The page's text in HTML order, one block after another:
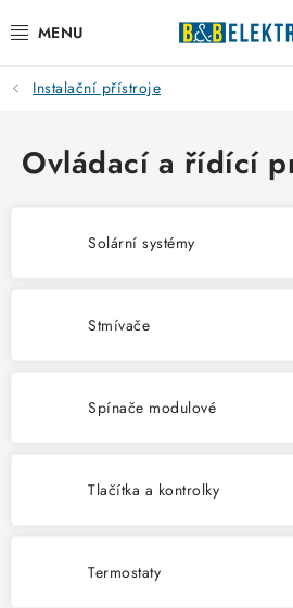
na
obsah
Reklamace / Vrácení zboží
Blog
VYPÍNAČE
Instalační přístroje
Ovládací a řídící
Solární systémy
Stmívače
Spínače modulové
Tlačítka a kontrolky
Termostaty